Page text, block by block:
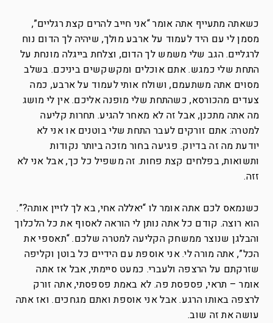
כשאתה מתעייף אתה אומר “אני חייב להרים קצת רגליים”,
מסמן לי עם היד לעמוד על ארבע מולך, שיהיה לך הדום נוח
לרגליים. הגב שלי משמש לך הדום, וצלחת בייגלה מונחת על
התחת שלי כמגש. אתם אוכלים ומקשקשים ביניכם. בשלב
מסוים אתה משתעמם, ושולח אותי לעמוד על ארבע, כמה
צעדים מהכורסא, כשהתחת שלי מופנה אליכם. אין לי מושג
מה אתה מתכנן, אבל זה לא מאחר להגיע. תחרות קליעה
למטרה: אתם זורקים לעבר התחת שלי בוטנים או אני לא
יודעת מה זה בדיוק. פגיעה בחור מזכה ביותר נקודות
ותשואות, בפלחים קצת פחות. זה משפיל כל כך, אבל אני לא
זזה.
כשנמאס לכם אתה אומר לו “יאללה אחי, בא לך לזיין אותה?”.
הוא רוצה. קודם כל אתה נותן לי הוראה לאסוף את כל הלכלוך
והבלגן שנוצר ממשחק הקליעה למטרה שלכם. “תאספי את
הכל”, אתה מורה לי. אני אוספת עם הידיים כל בוטן וקליפה
שזרקתם על הרצפה ולעברי. כמעט סיימתי, אבל אז אתה
אומר – תראי, פספסת פה. לא באמת פספסתי, אתה זורק
לרצפה באותו הרגע. אבל אני אוספת ואתם מגחכים. ואז אתה
עושה את זה שוב.